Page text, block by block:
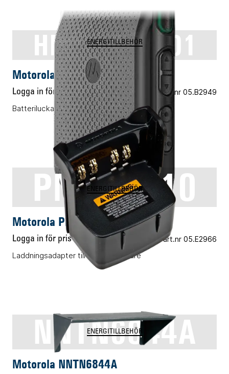
HN001155A01
ENERGITILLBEHÖR
Motorola HN001155A01
Logga in för pris Vårt art.nr 05.B2949
Batterilucka för högkapacitetsbatteri
PMLN5010
ENERGITILLBEHÖR
Motorola PMLN5010
Logga in för pris Vårt art.nr 05.E2966
Laddningsadapter till 6-facksladdare
NNTN6844A
ENERGITILLBEHÖR
Motorola NNTN6844A